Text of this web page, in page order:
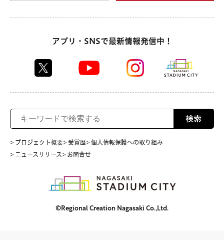
アプリ・SNSで最新情報発信中！
検索
> プロジェクト概要> 受賞歴> 個人情報保護への取り組み
> ニュースリリース> お問合せ
©Regional Creation Nagasaki Co.,Ltd.